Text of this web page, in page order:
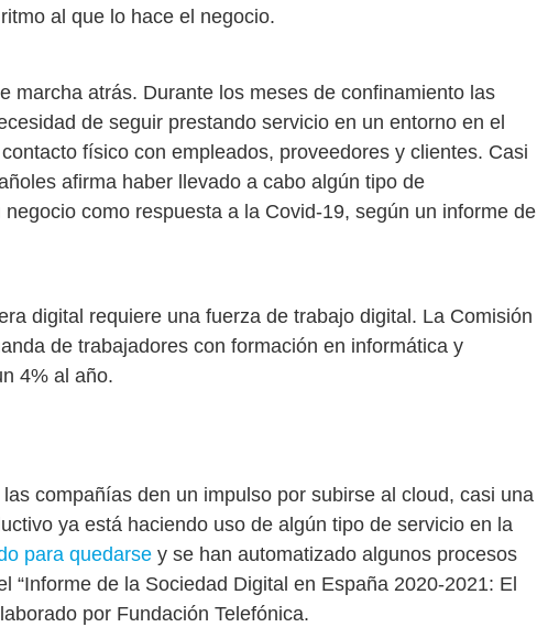
al que lo hace el negocio.
marcha atrás. Durante los meses de confinamiento las
de seguir prestando servicio en un entorno en el
físico con empleados, proveedores y clientes. Casi
afirma haber llevado a cabo algún tipo de
como respuesta a la Covid-19, según un informe de
digital requiere una fuerza de trabajo digital. La Comisión
de trabajadores con formación en informática y
4% al año.
compañías den un impulso por subirse al cloud, casi una
ya está haciendo uso de algún tipo de servicio en la
para quedarse y se han automatizado algunos procesos
“Informe de la Sociedad Digital en España 2020-2021: El
por Fundación Telefónica.